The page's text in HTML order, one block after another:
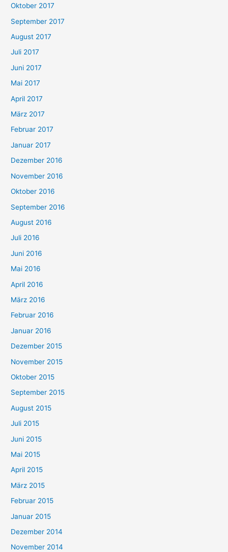
Oktober 2017
September 2017
August 2017
Juli 2017
Juni 2017
Mai 2017
April 2017
März 2017
Februar 2017
Januar 2017
Dezember 2016
November 2016
Oktober 2016
September 2016
August 2016
Juli 2016
Juni 2016
Mai 2016
April 2016
März 2016
Februar 2016
Januar 2016
Dezember 2015
November 2015
Oktober 2015
September 2015
August 2015
Juli 2015
Juni 2015
Mai 2015
April 2015
März 2015
Februar 2015
Januar 2015
Dezember 2014
November 2014